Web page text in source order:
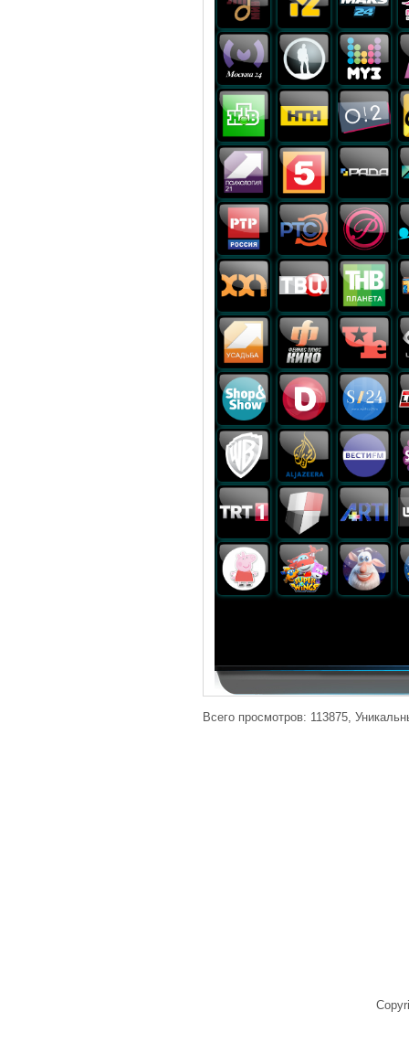
Всего просмотров: 113875,